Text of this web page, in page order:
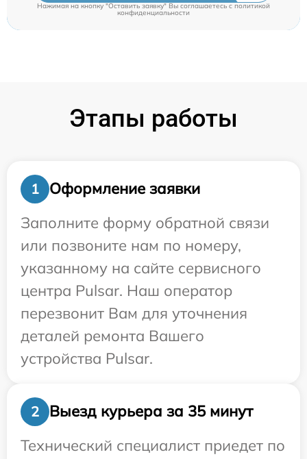
Нажимая на кнопку "Оставить заявку" Вы соглашаетесь cполитикой
конфиденциальности
Этапы работы
1
Оформление заявки
Заполните форму обратной связи
или позвоните нам по номеру,
указанному на сайте сервисного
центра Pulsar. Наш оператор
перезвонит Вам для уточнения
деталей ремонта Вашего
устройства Pulsar.
2
Выезд курьера за 35 минут
Технический специалист приедет по